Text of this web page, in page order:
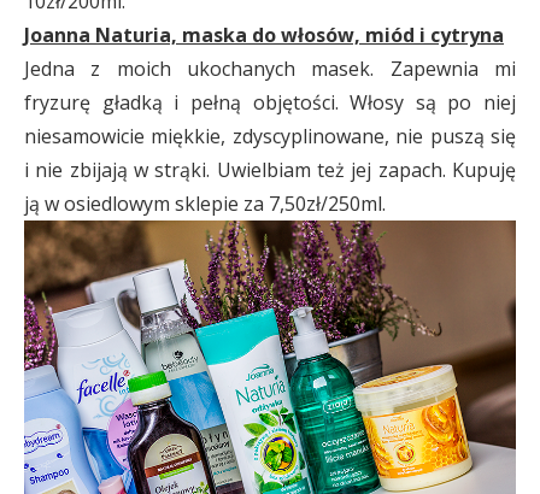
Joanna Naturia, maska do włosów, miód i cytryna
Jedna z moich ukochanych masek. Zapewnia mi
fryzurę gładką i pełną objętości. Włosy są po niej
niesamowicie miękkie, zdyscyplinowane, nie puszą się
i nie zbijają w strąki. Uwielbiam też jej zapach. Kupuję
ją w osiedlowym sklepie za 7,50zł/250ml.